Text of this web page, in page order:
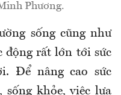
Phương.
sống cũng như
động rất lớn tới sức
Để nâng cao sức
sống khỏe, việc lựa